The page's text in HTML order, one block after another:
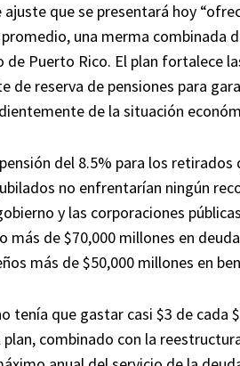
que se presentará hoy
una merma combinada
de Puerto Rico. El plan fortalece
de reserva de pensiones para
de la situación
del 8.5% para los
no enfrentarían ningún
y las corporaciones
más de $70,000 millones en
más de $50,000 millones en
tenía que gastar casi $3 de
plan, combinado con la